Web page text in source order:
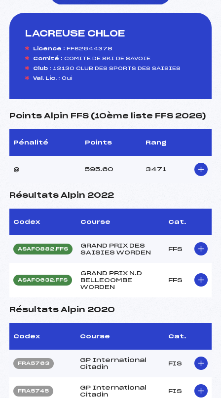
LACREUSE CHLOE
Licence : FFS2644378
Comité : COMITE DE SKI DE SAVOIE
Club : 13130 CLUB DES SPORTS DES SAISIES
Val. Lic. : Oui
Points Alpin FFS (10ème liste FFS 2026)
Pénalité Points Rang
@ 595.60 3471
Résultats Alpin 2022
Codex Course Cat.
ASAF0882.FFS
GRAND PRIX DES
SAISIES WORDEN
FFS
ASAF0632.FFS
GRAND PRIX N.D
BELLECOMBE
WORDEN
FFS
Résultats Alpin 2020
Codex Course Cat.
FRA5763
GP International
Citadin
FIS
FRA5745
GP International
Citadin
FIS